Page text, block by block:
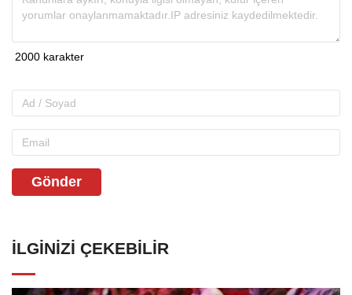
Gönder
İLGINIZI ÇEKEBILIR